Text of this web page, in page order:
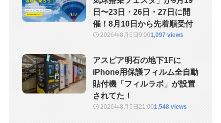
日〜23日・26日・27日に開
催！8月10日から先着順受付
2026年8月6日9:001,097 views
アスピア明石の地下1Fに
iPhone用保護フィルム全自動
貼付機「フィルラボ」が設置
されてた！
2026年8月5日21:001,548 views